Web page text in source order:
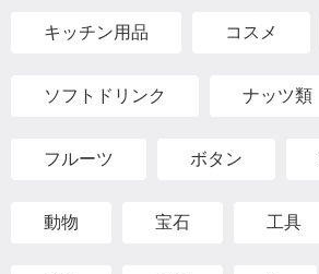
キッチン用品 コスメ
ソフトドリンク ナッツ類
フルーツ ボタン
動物 宝石 工具